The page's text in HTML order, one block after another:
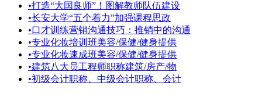
•打造“大国良师”！图解教师队伍建设
•长安大学“五个着力”加强课程思政
•口才训练营销沟通技巧：推销中的沟通
•专业化妆培训班美容/保健/健身提供
•专业化妆速成班美容/保健/健身提供
•建筑八大员工程师职称建筑/房产/物
•初级会计职称、中级会计职称、会计